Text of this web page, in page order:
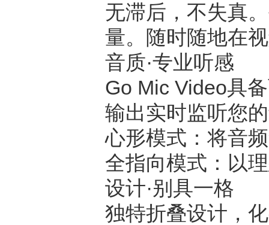
无滞后，不失真
量。随时随地在
音质·专业听感
Go Mic Video具
输出实时监听您
心形模式：将音
全指向模式：以
设计·别具一格
独特折叠设计，